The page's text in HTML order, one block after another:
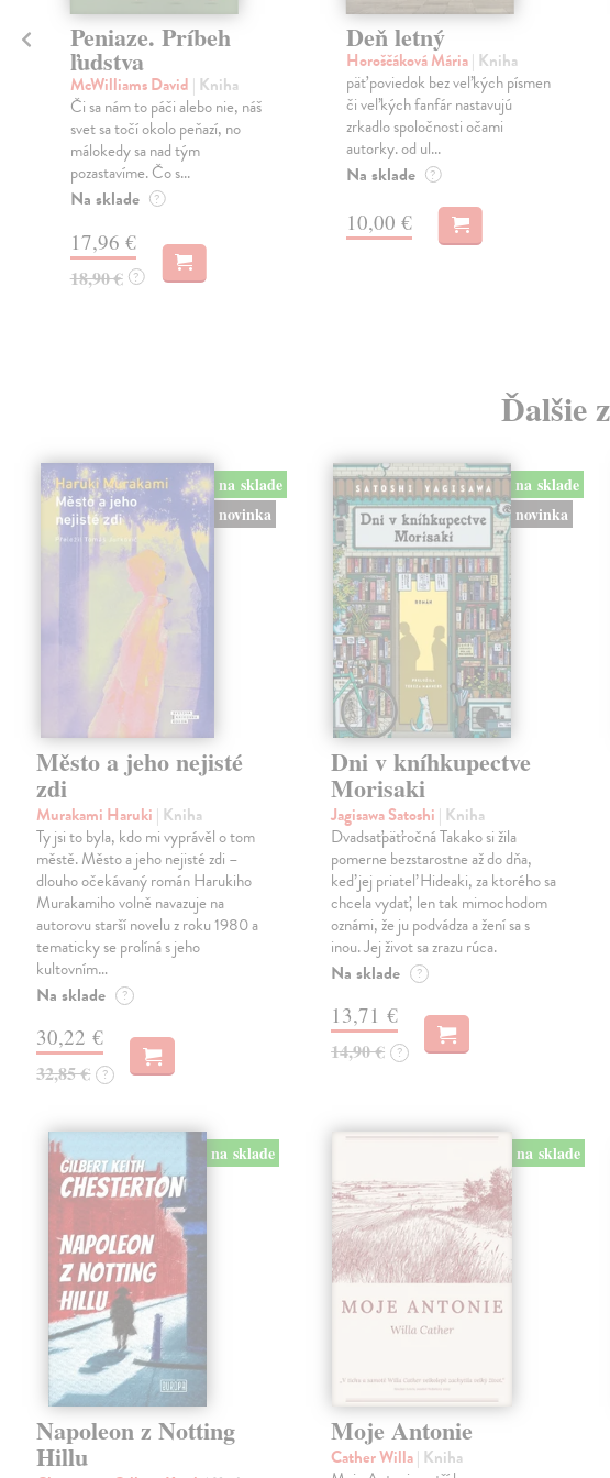
Peniaze. Príbeh
ľudstva
McWilliams David | Kniha
Či sa nám to páči alebo nie, náš
svet sa točí okolo peňazí, no
málokedy sa nad tým
pozastavíme. Čo s...
Na sklade ?
17,96 €
18,90 € ?
Deň letný
Horoščáková Mária| Kniha
päť poviedok bez veľkých písmen
či veľkých fanfár nastavujú
zrkadlo spoločnosti očami
autorky. od ul...
Na sklade ?
10,00 €
Ďalšie
na sklade
novinka
Město a jeho nejisté
zdi
Murakami Haruki | Kniha
Ty jsi to byla, kdo mi vyprávěl o tom
městě. Město a jeho nejisté zdi –
dlouho očekávaný román Harukiho
Murakamiho volně navazuje na
autorovu starší novelu z roku 1980 a
tematicky se prolíná s jeho
kultovním…
Na sklade ?
30,22 €
32,85 € ?
na sklade
novinka
Dni v kníhkupectve
Morisaki
Jagisawa Satoshi | Kniha
Dvadsaťpäťročná Takako si žila
pomerne bezstarostne až do dňa,
keď jej priateľ Hideaki, za ktorého sa
chcela vydať, len tak mimochodom
oznámi, že ju podvádza a žení sa s
inou. Jej život sa zrazu rúca.
Na sklade ?
13,71 €
14,90 € ?
na sklade
Napoleon z Notting
Hillu
na sklade
Moje Antonie
Cather Willa| Kniha